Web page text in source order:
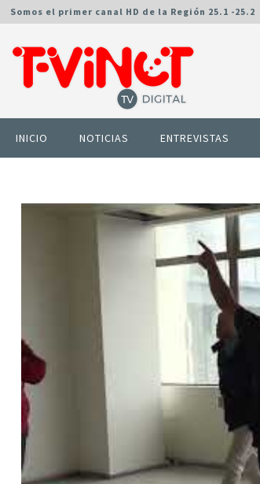
Somos el primer canal HD de la Región 25.1 -25.2
INICIO NOTICIAS ENTREVISTAS